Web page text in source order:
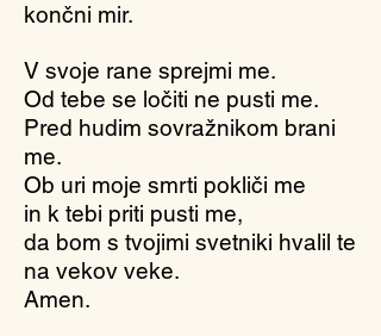
končni mir.
V svoje rane sprejmi me.
Od tebe se ločiti ne pusti me.
Pred hudim sovražnikom brani
me.
Ob uri moje smrti pokliči me
in k tebi priti pusti me,
da bom s tvojimi svetniki hvalil te
na vekov veke.
Amen.